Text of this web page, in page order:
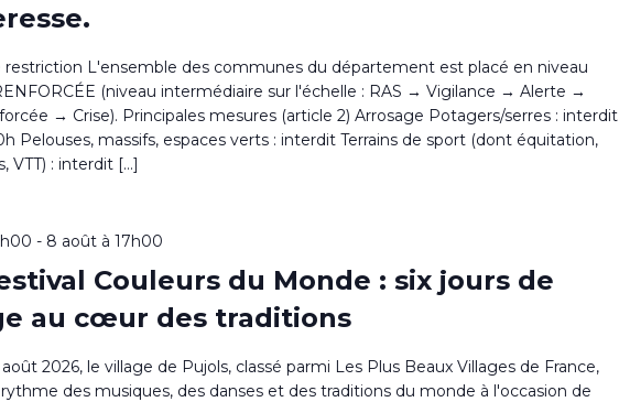
restriction L'ensemble des communes du département est placé en niveau
(niveau intermédiaire sur l'échelle : RAS → Vigilance → Alerte →
→ Crise). Principales mesures (article 2) Arrosage Potagers/serres : interdit
Pelouses, massifs, espaces verts : interdit Terrains de sport (dont équitation,
VTT) : interdit […]
- 8 août à 17h00
Couleurs du Monde : six jours de
au cœur des traditions
2026, le village de Pujols, classé parmi Les Plus Beaux Villages de France,
des musiques, des danses et des traditions du monde à l'occasion de